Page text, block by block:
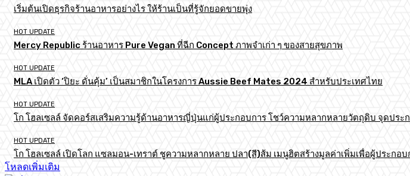
เริ่มต้นเปิดธุรกิจร้านอาหารอย่างไร ให้ร้านเป็นที่รู้จักยอดขายพุ่ง
HOT UPDATE
Mercy Republic ร้านอาหาร Pure Vegan ที่ฉีก Concept ภาพจำเก่า ๆ ของสายสุขภาพ
HOT UPDATE
MLA เปิดตัว ‘ปิยะ ดั่นคุ้ม’ เป็นสมาชิกในโครงการ Aussie Beef Mates 2024 สำหรับประเทศไทย
HOT UPDATE
โก โฮลเซลล์ จัดคอร์สเสริมความรู้ด้านอาหารญี่ปุ่นแก่ผู้ประกอบการ โชว์ความหลากหลายวัตถุดิบ จุดปร
HOT UPDATE
โก โฮลเซลล์ เปิดโลก แซลมอน-เทราต์ ชูความหลากหลาย ปลา(สี)ส้ม เมนูฮิตสร้างมูลค่าเพิ่มเพื่อผู้ประกอบ
โหลดเพิ่มเติม